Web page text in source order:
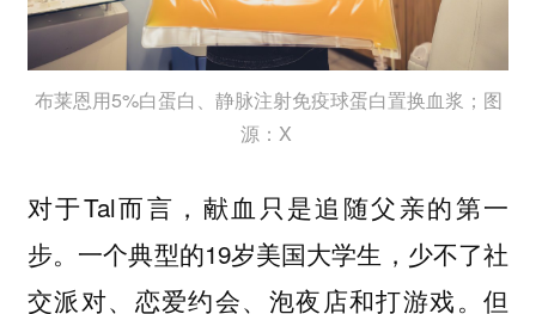
布莱恩用5%白蛋白、静脉注射免疫球蛋白置换血浆；图
源：X
对于Tal而言，献血只是追随父亲的第一
步。一个典型的19岁美国大学生，少不了社
交派对、恋爱约会、泡夜店和打游戏。但